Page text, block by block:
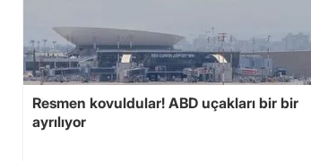
Resmen kovuldular! ABD uçakları bir bir
ayrılıyor